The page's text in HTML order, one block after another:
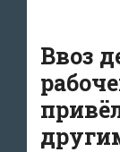
Ввоз